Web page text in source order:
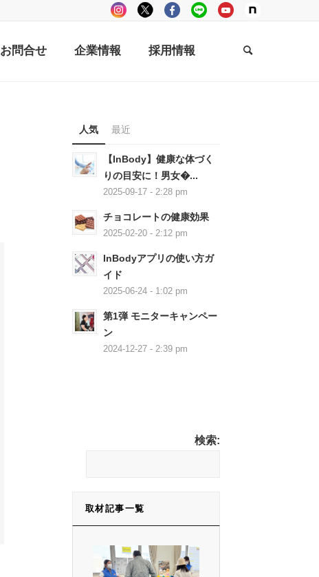
お問合せ 企業情報 採用情報
人気 最近
【InBody】健康な体づく
りの目安に！男女�...
2025-09-17 - 2:28 pm
チョコレートの健康効果
2025-02-20 - 2:12 pm
InBodyアプリの使い方ガ
イド
2025-06-24 - 1:02 pm
第1弾 モニターキャンペー
ン
2024-12-27 - 2:39 pm
検索:
取材記事一覧